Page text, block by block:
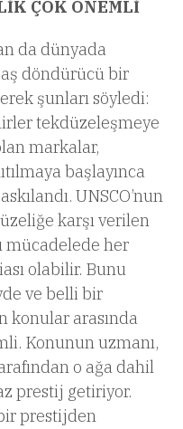
ÇOK ÖNEMLİ
da dünyada
döndürücü bir
şunları söyledi:
tekdüzeleşmeye
markalar,
başlayınca
UNSCO’nun
karşı verilen
mücadelede her
olabilir. Bunu
ve belli bir
konular arasında
Konunun uzmanı,
o ağa dahil
prestij getiriyor.
prestijden